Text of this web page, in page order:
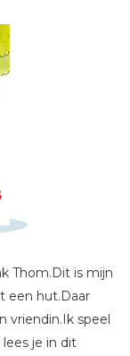
Thom.Dit is mijn
een hut.Daar
vriendin.Ik speel
je in dit